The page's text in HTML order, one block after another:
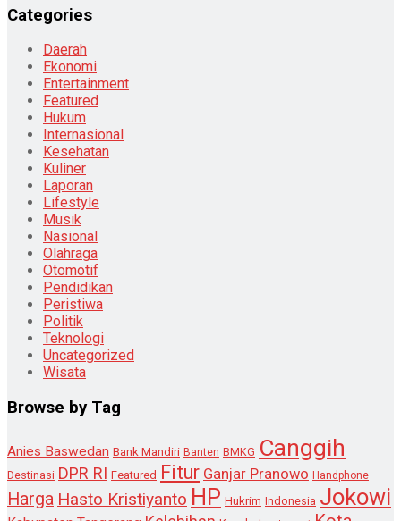
Categories
Daerah
Ekonomi
Entertainment
Featured
Hukum
Internasional
Kesehatan
Kuliner
Laporan
Lifestyle
Musik
Nasional
Olahraga
Otomotif
Pendidikan
Peristiwa
Politik
Teknologi
Uncategorized
Wisata
Browse by Tag
Anies Baswedan Bank Mandiri Banten BMKG Canggih
Destinasi DPR RI Featured Fitur Ganjar Pranowo Handphone
Harga Hasto Kristiyanto HP Hukrim Indonesia Jokowi